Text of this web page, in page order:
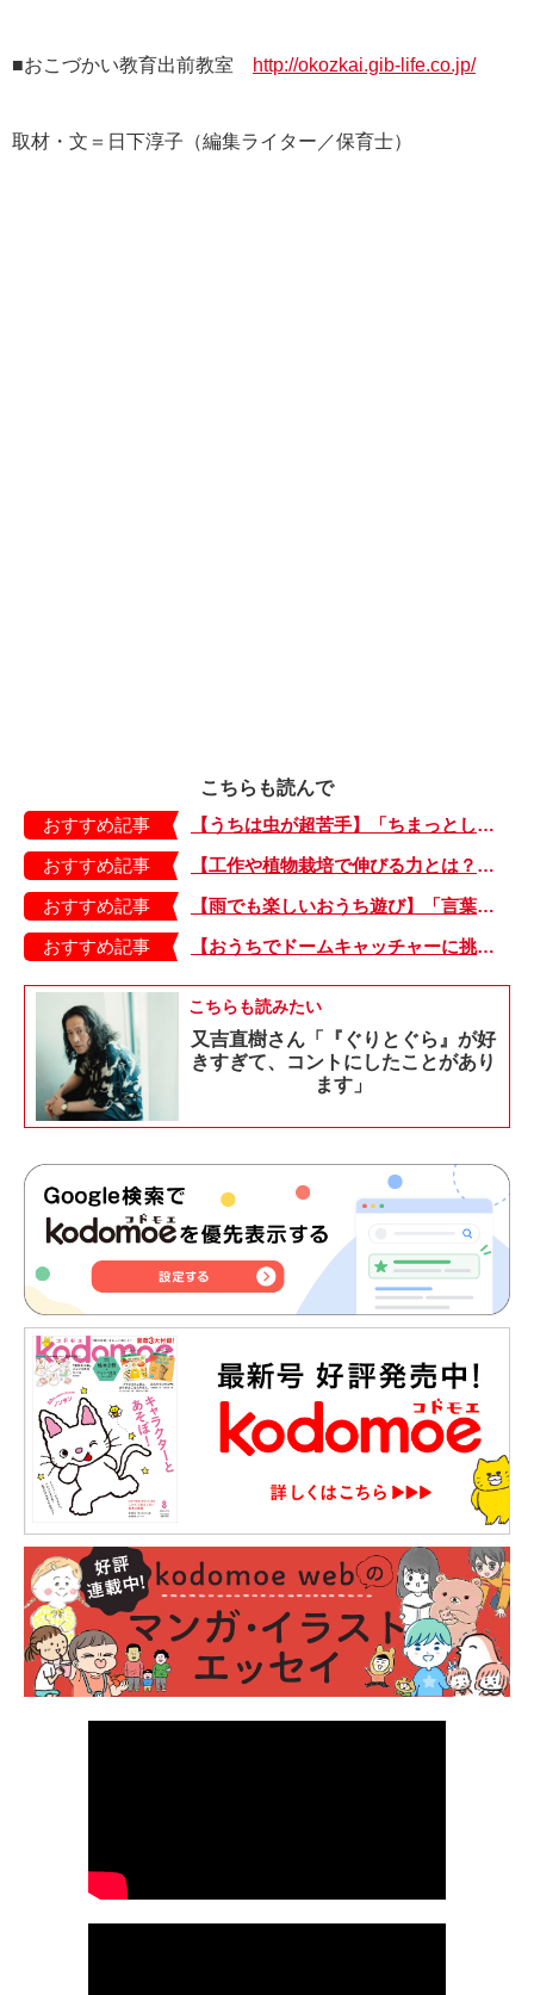
■おこづかい教育出前教室 http://okozkai.gib-life.co.jp/
取材・文＝日下淳子（編集ライター／保育士）
こちらも読んで
おすすめ記事
【うちは虫が超苦手】「ちまっとした虫にも大騒ぎ！」「可愛い系の虫……でも逃げる！」教えて！ みんなの虫ギライエピソード
おすすめ記事
【工作や植物栽培で伸びる力とは？】「非認知能力」を養う、おうちで楽しむ創作あそび・おうちあそび図鑑5
おすすめ記事
【雨でも楽しいおうち遊び】「言葉あそび」で伸ばす表現力や想像力・おうちあそび図鑑4
おすすめ記事
【おうちでドームキャッチャーに挑戦だ】アンパンマン わくわくドームキャッチャー
こちらも読みたい
又吉直樹さん「『ぐりとぐら』が好
きすぎて、コントにしたことがあり
ます」